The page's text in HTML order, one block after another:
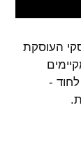
העוסקת
-